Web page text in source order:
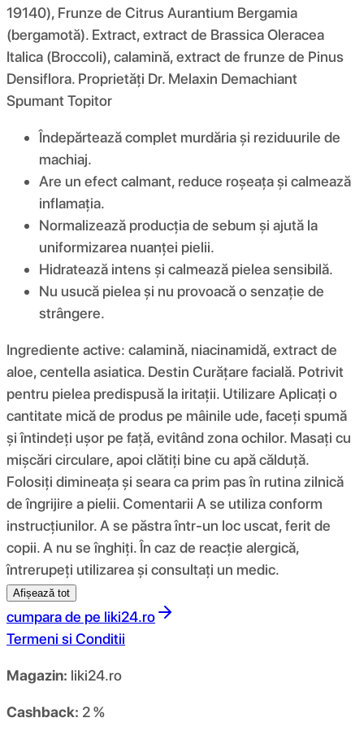
19140), Frunze de Citrus Aurantium Bergamia
(bergamotă). Extract, extract de Brassica Oleracea
Italica (Broccoli), calamină, extract de frunze de Pinus
Densiflora. Proprietăți Dr. Melaxin Demachiant
Spumant Topitor
Îndepărtează complet murdăria și reziduurile de
machiaj.
Are un efect calmant, reduce roșeața și calmează
inflamația.
Normalizează producția de sebum și ajută la
uniformizarea nuanței pielii.
Hidratează intens și calmează pielea sensibilă.
Nu usucă pielea și nu provoacă o senzație de
strângere.
Ingrediente active: calamină, niacinamidă, extract de
aloe, centella asiatica. Destin Curățare facială. Potrivit
pentru pielea predispusă la iritații. Utilizare Aplicați o
cantitate mică de produs pe mâinile ude, faceți spumă
și întindeți ușor pe față, evitând zona ochilor. Masați cu
mișcări circulare, apoi clătiți bine cu apă călduță.
Folosiți dimineața și seara ca prim pas în rutina zilnică
de îngrijire a pielii. Comentarii A se utiliza conform
instrucțiunilor. A se păstra într-un loc uscat, ferit de
copii. A nu se înghiți. În caz de reacție alergică,
întrerupeți utilizarea și consultați un medic.
Afișează tot
cumpara de pe liki24.ro
Termeni si Conditii
Magazin: liki24.ro
Cashback: 2 %